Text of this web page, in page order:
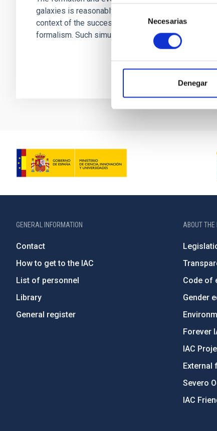
Selección
de
consentimiento
Necesarias
Denegar
galaxies is reasonably well understood in the
context of the successful standard ΛCDM
formalism. Such simulations of...
GENERAL INFORMATION
Contact
How to get to the IAC
List of personnel
Library
General register
ABOUT THE
Code of
Gender
Forever
IAC
External
Severo
IAC